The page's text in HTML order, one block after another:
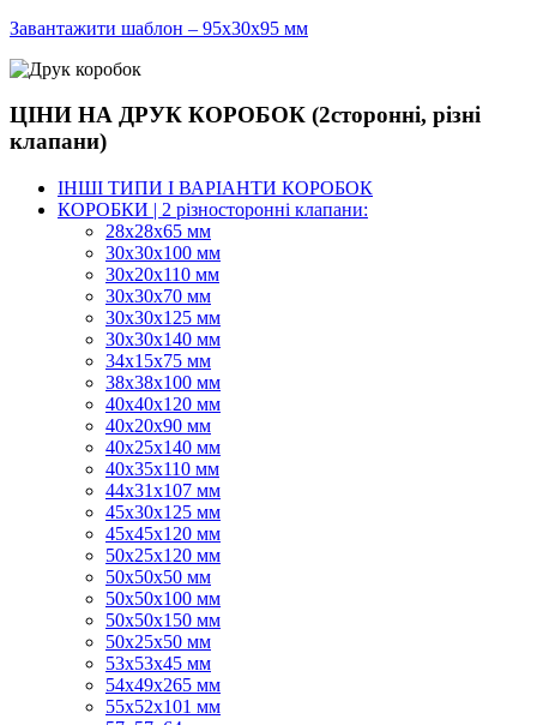
Завантажити шаблон – 95х30х95 мм
ЦІНИ НА ДРУК КОРОБОК (2сторонні, різні
клапани)
ІНШІ ТИПИ І ВАРІАНТИ КОРОБОК
КОРОБКИ | 2 різносторонні клапани:
28х28х65 мм
30х30х100 мм
30х20х110 мм
30х30х70 мм
30х30х125 мм
30х30х140 мм
34х15х75 мм
38х38х100 мм
40х40х120 мм
40х20х90 мм
40х25х140 мм
40х35х110 мм
44х31х107 мм
45х30х125 мм
45х45х120 мм
50х25х120 мм
50х50х50 мм
50х50х100 мм
50х50х150 мм
50х25х50 мм
53х53х45 мм
54х49х265 мм
55х52х101 мм